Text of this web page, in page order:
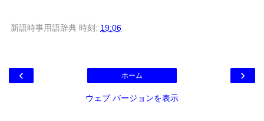
新語時事用語辞典 時刻: 19:06
‹ ›
ホーム
ウェブ バージョンを表示